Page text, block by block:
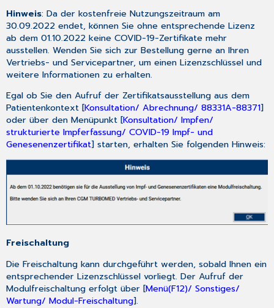
Hinweis: Da der kostenfreie Nutzungszeitraum am
30.09.2022 endet, können Sie ohne entsprechende Lizenz
ab dem 01.10.2022 keine COVID-19-Zertifikate mehr
ausstellen. Wenden Sie sich zur Bestellung gerne an Ihren
Vertriebs- und Servicepartner, um einen Lizenzschlüssel und
weitere Informationen zu erhalten.
Egal ob Sie den Aufruf der Zertifikatsausstellung aus dem
Patientenkontext [Konsultation/ Abrechnung/ 88331A-88371]
oder über den Menüpunkt [Konsultation/ Impfen/
strukturierte Impferfassung/ COVID-19 Impf- und
Genesenenzertifikat] starten, erhalten Sie folgenden Hinweis:
Freischaltung
Die Freischaltung kann durchgeführt werden, sobald Ihnen ein
entsprechender Lizenzschlüssel vorliegt. Der Aufruf der
Modulfreischaltung erfolgt über [Menü(F12)/ Sonstiges/
Wartung/ Modul-Freischaltung].